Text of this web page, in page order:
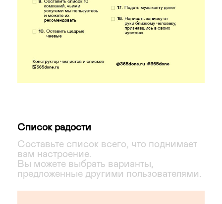
Список радости
Составьте список всего, что поднимает
вам настроение.
Вы можете выбрать варианты,
предложенные другими пользователями.